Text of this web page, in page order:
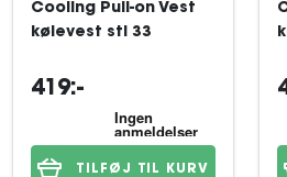
Cooling Pull-on Vest
kølevest stl 33
419:-
TILFØJ TIL KURV